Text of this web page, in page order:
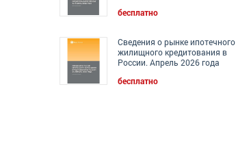
бесплатно
Сведения о рынке ипотечного
жилищного кредитования в
России. Апрель 2026 года
бесплатно